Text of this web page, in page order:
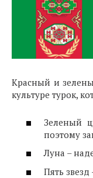
Красный и
культуре турок,
Зеленый
поэтому
Луна –
Пять